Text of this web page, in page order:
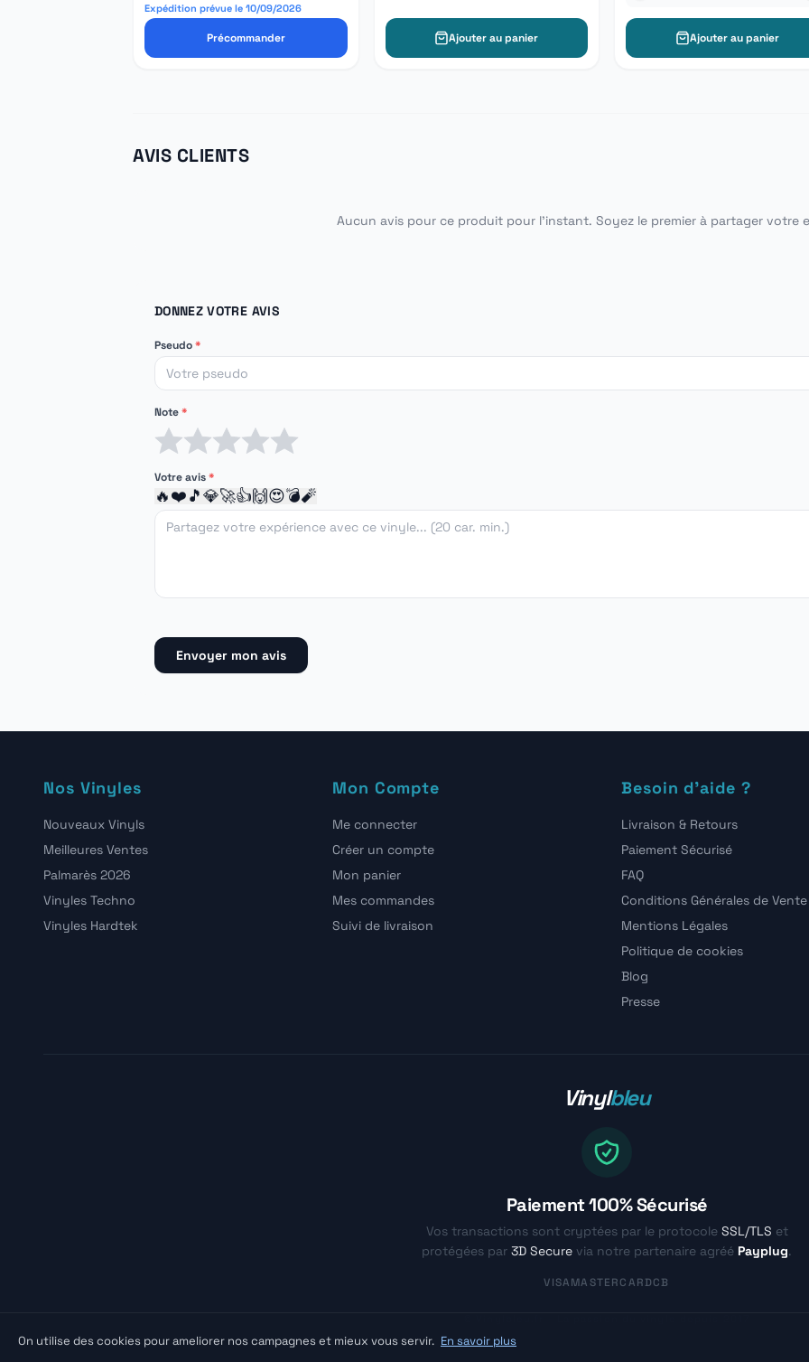
Expédition prévue le 10/09/2026
Précommander Ajouter au panier Ajouter au panier
AVIS CLIENTS
Aucun avis pour ce produit pour l'instant. Soyez le premier à partager votre
DONNEZ VOTRE AVIS
Pseudo*
Note*
Votre avis*
🔥❤️🎵💎🚀👍🙌😍💣🧨
Envoyer mon avis
Nos Vinyles
Nouveaux Vinyls
Meilleures Ventes
Palmarès 2026
Vinyles Techno
Vinyles Hardtek
Mon Compte
Me connecter
Créer un compte
Mon panier
Mes commandes
Suivi de livraison
Besoin d'aide ?
Livraison & Retours
Paiement Sécurisé
FAQ
Conditions Générales de Vente
Mentions Légales
Politique de cookies
Blog
Presse
Vinylbleu
Paiement 100% Sécurisé
Vos transactions sont cryptées par le protocole SSL/TLS et
protégées par 3D Secure via notre partenaire agréé Payplug.
VISAMASTERCARDCB
On utilise des cookies pour ameliorer nos campagnes et mieux vous servir. En savoir plus